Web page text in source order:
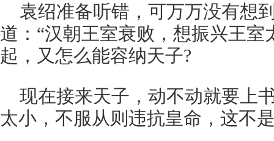
袁绍准备听错，可万万没有想
道：“汉朝王室衰败，想振兴王
起，又怎么能容纳天子?
现在接来天子，动不动就要上
太小，不服从则违抗皇命，这不